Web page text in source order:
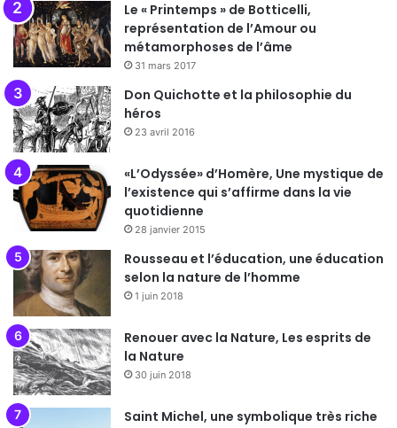
Le « Printemps » de Botticelli,
représentation de l’Amour ou
métamorphoses de l’âme
31 mars 2017
Don Quichotte et la philosophie du
héros
23 avril 2016
«L’Odyssée» d’Homère, Une mystique de
l’existence qui s’affirme dans la vie
quotidienne
28 janvier 2015
Rousseau et l’éducation, une éducation
selon la nature de l’homme
1 juin 2018
Renouer avec la Nature, Les esprits de
la Nature
30 juin 2018
Saint Michel, une symbolique très riche